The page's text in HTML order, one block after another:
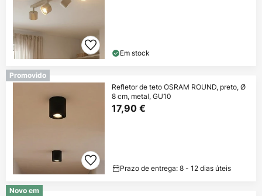
Em stock
Promovido
Refletor de teto OSRAM ROUND, preto, Ø
8 cm, metal, GU10
17,90 €
Prazo de entrega: 8 - 12 dias úteis
Novo em